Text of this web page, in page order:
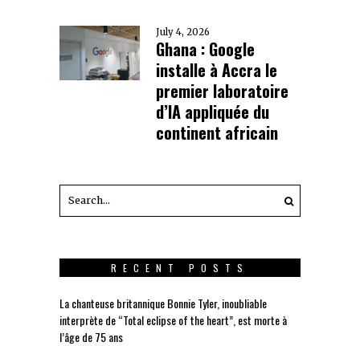
July 4, 2026
Ghana : Google
installe à Accra le
premier laboratoire
d’IA appliquée du
continent africain
RECENT POSTS
La chanteuse britannique Bonnie Tyler, inoubliable
interprète de “Total eclipse of the heart”, est morte à
l’âge de 75 ans